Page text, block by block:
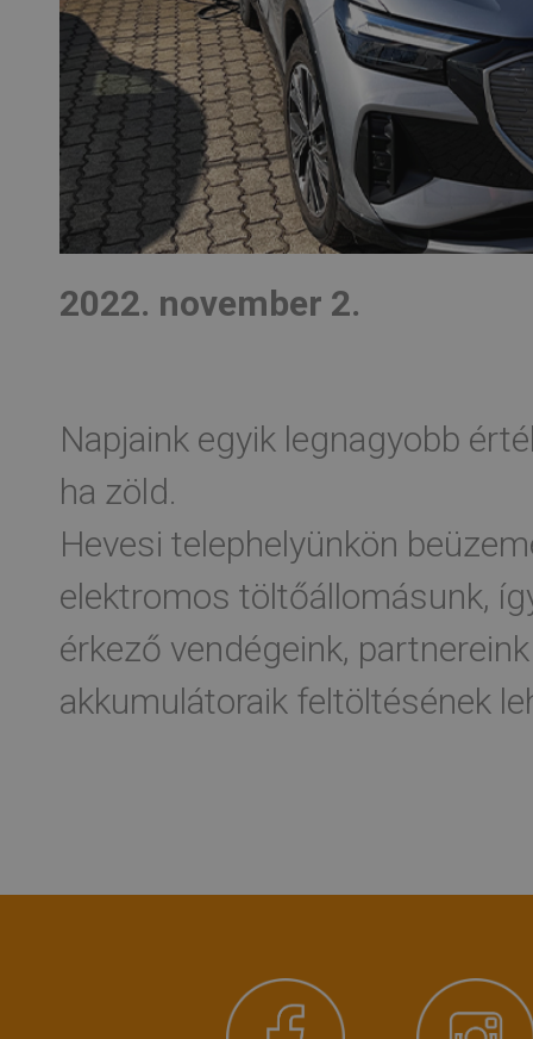
2022. november 2.
Napjaink egyik legnagyobb
ha zöld.
Hevesi telephelyünkön
elektromos töltőállomásunk,
érkező vendégeink,
akkumulátoraik feltöltésének